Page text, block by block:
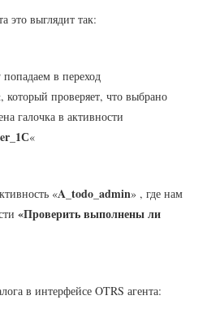
это выглядит так:
в переход
который проверяет, что выбрано
галочка в активности
«
«A_todo_admin» , где нам
«Проверить выполнены ли
в интерфейсе OTRS агента: